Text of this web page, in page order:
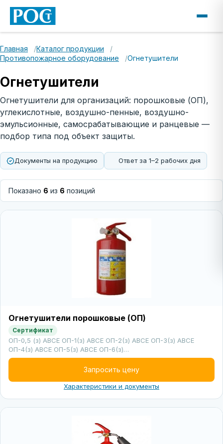
Главная
Каталог продукции
Противопожарное оборудование
Огнетушители
Огнетушители
Огнетушители для организаций: порошковые (ОП),
углекислотные, воздушно-пенные, воздушно-
эмульсионные, самосрабатывающие и ранцевые —
подбор типа под объект защиты.
Документы на продукцию Ответ за 1–2 рабочих дня
Позиции раздела
Показано 6 из 6 позиций
Огнетушители порошковые (ОП)
Сертификат
ОП-0,5 (з) АВСЕ ОП-1(з) АВСЕ ОП-2(з) АВСЕ ОП-3(з) АВСЕ
ОП-4(з) АВСЕ ОП-5(з) АВСЕ ОП-6(з)…
Запросить цену
Характеристики и документы